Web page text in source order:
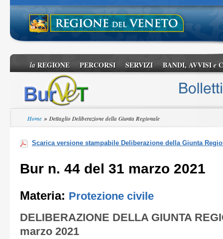
laREGIONE PERCORSI SERVIZI BANDI, AVVISIe
Home »Dettaglio Deliberazione della Giunta Regionale
Scarica versione stampabile Deliberazione della Giunta
Bur n. 44 del 31 marzo 2021
Materia: Protezione civile
DELIBERAZIONE DELLA GIUNTA
marzo 2021